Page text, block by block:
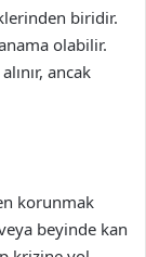
biridir.
olabilir.
ancak
korunmak
beyinde kan